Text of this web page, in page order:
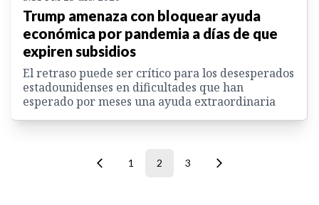
Trump amenaza con bloquear ayuda
económica por pandemia a días de que
expiren subsidios
El retraso puede ser crítico para los desesperados
estadounidenses en dificultades que han
esperado por meses una ayuda extraordinaria
1 2 3